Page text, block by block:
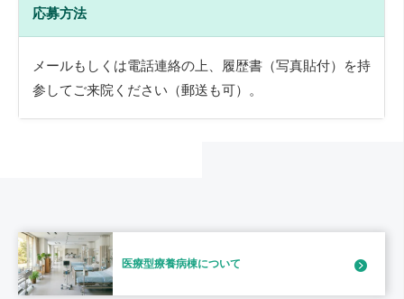
応募方法
メールもしくは電話連絡の上、履歴書（写真貼付）を持
参してご来院ください（郵送も可）。
医療型療養病棟について